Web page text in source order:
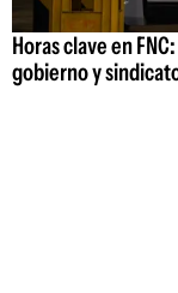
Horas clave en
gobierno y